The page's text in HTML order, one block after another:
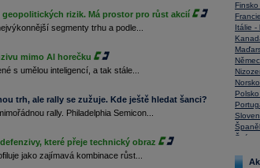
rizik. Má prostor pro růst akcií
segmenty trhu a podle...
mimo AI horečku
s umělou inteligencí, a tak stále...
trh, ale rally se zužuje. Kde ještě hledat šanci?
rally. Philadelphia Semicon...
které přeje technický obraz
jako zajímavá kombinace růst...
Itálie -